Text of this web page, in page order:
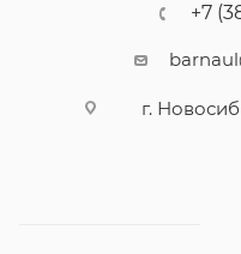
+7
г.